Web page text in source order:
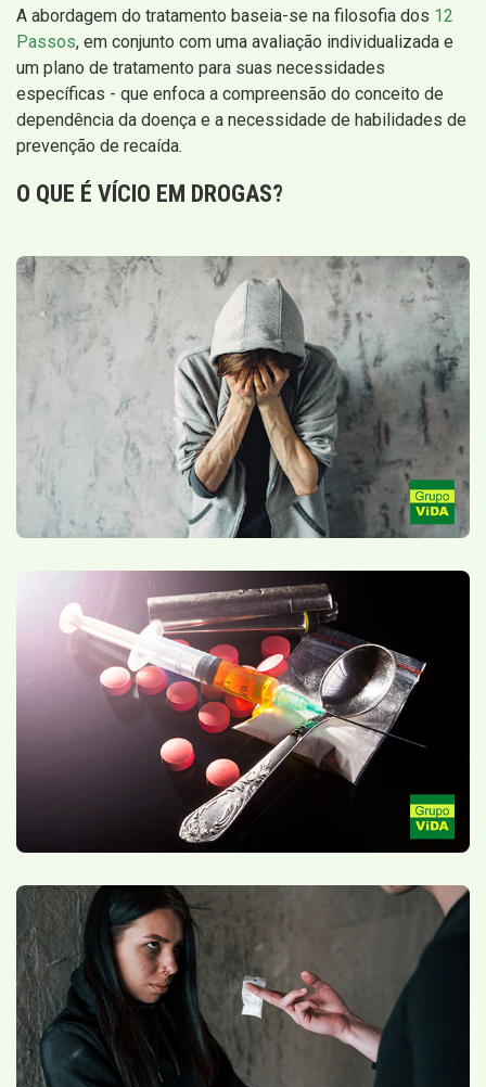
A abordagem do tratamento baseia-se na filosofia dos 12
Passos, em conjunto com uma avaliação individualizada e
um plano de tratamento para suas necessidades
específicas - que enfoca a compreensão do conceito de
dependência da doença e a necessidade de habilidades de
prevenção de recaída.
O QUE É VÍCIO EM DROGAS?